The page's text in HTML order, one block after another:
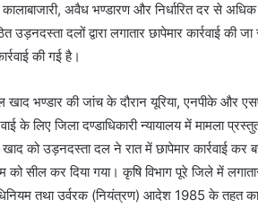
अवैध भण्डारण और निर्धारित दर से अधिक
दलों द्वारा लगातार छापेमार कार्रवाई की
की गई है।
भण्डार की जांच के दौरान यूरिया, एनपीके और
के लिए जिला दण्डाधिकारी न्यायालय में मामला
को उड़नदस्ता दल ने रात में छापेमार कार्रवाई कर
सील कर दिया गया। कृषि विभाग पूरे जिले में
तथा उर्वरक (नियंत्रण) आदेश 1985 के तहत